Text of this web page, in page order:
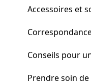
Accessoires et
Conseils pour
Prendre soin de